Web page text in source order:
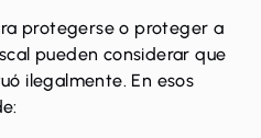
protegerse o proteger a
pueden considerar que
ilegalmente. En esos